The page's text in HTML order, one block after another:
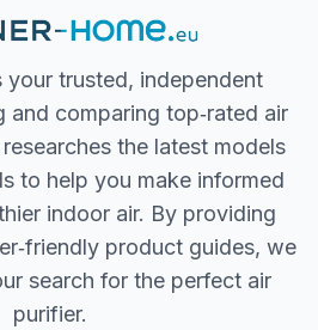
your trusted, independent
and comparing top‐rated air
the latest models
to help you make informed
indoor air. By providing
product guides, we
search for the perfect air
purifier.